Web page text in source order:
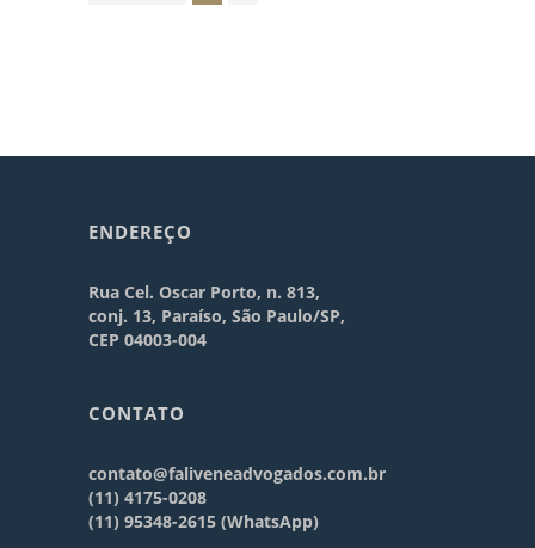
ENDEREÇO
Rua Cel. Oscar Porto, n. 813,
conj. 13, Paraíso, São Paulo/SP,
CEP 04003-004
CONTATO
contato@faliveneadvogados.com.br
(11) 4175-0208
(11) 95348-2615 (WhatsApp)